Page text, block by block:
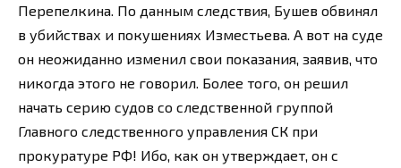
Перепелкина. По данным следствия, Бушев обвинял
в убийствах и покушениях Изместьева. А вот на суде
он неожиданно изменил свои показания, заявив, что
никогда этого не говорил. Более того, он решил
начать серию судов со следственной группой
Главного следственного управления СК при
прокуратуре РФ! Ибо, как он утверждает, он с